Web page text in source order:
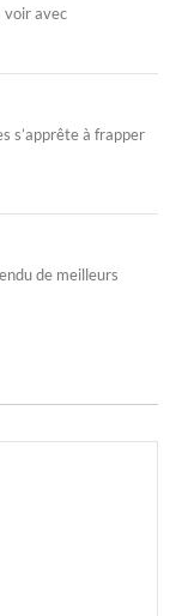
voir avec
s’apprête à frapper
de meilleurs